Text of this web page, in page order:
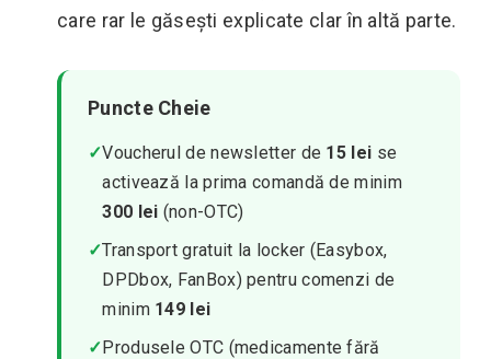
care rar le găsești explicate clar în altă parte.
Puncte Cheie
✓Voucherul de newsletter de 15 lei se
activează la prima comandă de minim
300 lei (non-OTC)
✓Transport gratuit la locker (Easybox,
DPDbox, FanBox) pentru comenzi de
minim 149 lei
✓Produsele OTC (medicamente fără